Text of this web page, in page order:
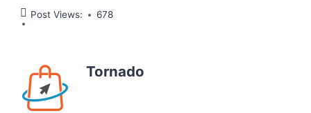
Post Views: 678
Tornado